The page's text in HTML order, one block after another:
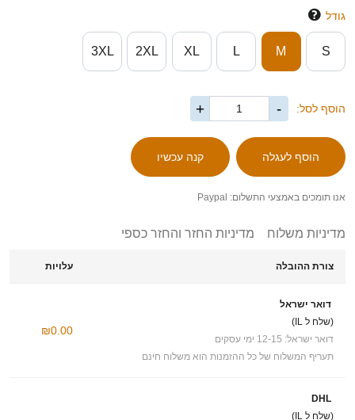
גודל
S
M
L
XL
2XL
3XL
הוסף לסל: -
+
אנו תומכים באמצעי התשלום: Paypal
מדיניות משלוח מדיניות החזר והחזר כספי
צורת ההובלה עלויות
דואר ישראל
(שלח ל IL)
דואר ישראל: 12-15 ימי עסקים
תעריף המשלוח של כל ההזמנות הוא משלוח חינם
₪0.00
DHL
(שלח ל IL)